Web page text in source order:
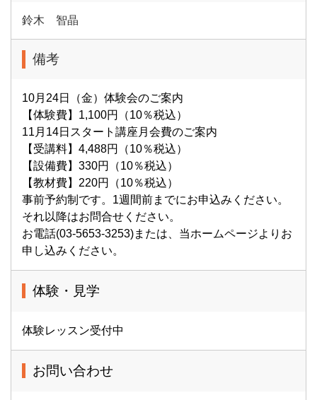
鈴木 智晶
備考
10月24日（金）体験会のご案内
【体験費】1,100円（10％税込）
11月14日スタート講座月会費のご案内
【受講料】4,488円（10％税込）
【設備費】330円（10％税込）
【教材費】220円（10％税込）
事前予約制です。1週間前までにお申込みください。
それ以降はお問合せください。
お電話(03-5653-3253)または、当ホームページよりお
申し込みください。
体験・見学
体験レッスン受付中
お問い合わせ